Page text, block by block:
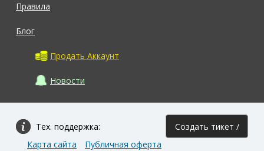
Правила
Блог
Продать Аккаунт
Новости
Тех. поддержка: Создать тикет /
Карта сайта Публичная оферта